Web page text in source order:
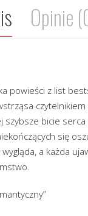
Opinie
powieści z list
szybsze bicie
się
a każda